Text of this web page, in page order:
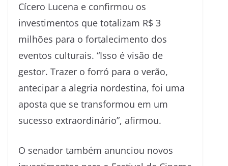
Cícero Lucena e confirmou os
investimentos que totalizam R$ 3
milhões para o fortalecimento dos
eventos culturais. “Isso é visão de
gestor. Trazer o forró para o verão,
antecipar a alegria nordestina, foi uma
aposta que se transformou em um
sucesso extraordinário”, afirmou.
O senador também anunciou novos